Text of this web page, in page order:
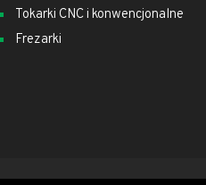
Tokarki CNC i konwencjonalne
Frezarki